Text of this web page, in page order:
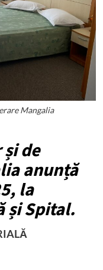
Mangalia
de
anunță
la
și Spital.